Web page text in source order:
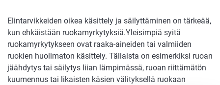
Elintarvikkeiden oikea käsittely ja säilyttäminen on tärkeää,
kun ehkäistään ruokamyrkytyksiä.Yleisimpiä syitä
ruokamyrkytykseen ovat raaka-aineiden tai valmiiden
ruokien huolimaton käsittely. Tällaista on esimerkiksi ruoan
jäähdytys tai säilytys liian lämpimässä, ruoan riittämätön
kuumennus tai likaisten käsien välityksellä ruokaan